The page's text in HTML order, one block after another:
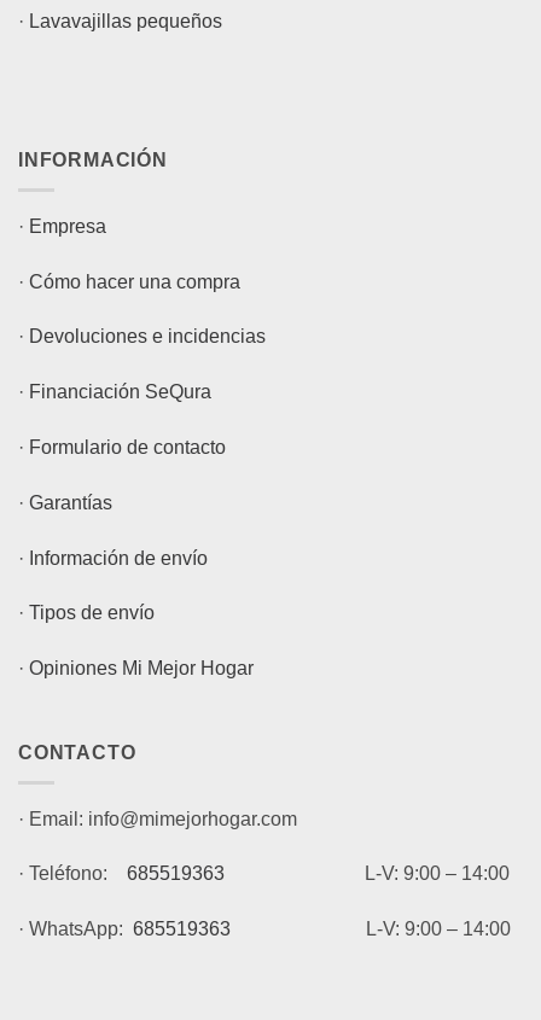
· Lavavajillas pequeños
INFORMACIÓN
· Empresa
· Cómo hacer una compra
· Devoluciones e incidencias
· Financiación SeQura
· Formulario de contacto
· Garantías
· Información de envío
· Tipos de envío
· Opiniones Mi Mejor Hogar
CONTACTO
· Email: info@mimejorhogar.com
· Teléfono: 685519363 L-V: 9:00 – 14:00
· WhatsApp: 685519363 L-V: 9:00 – 14:00